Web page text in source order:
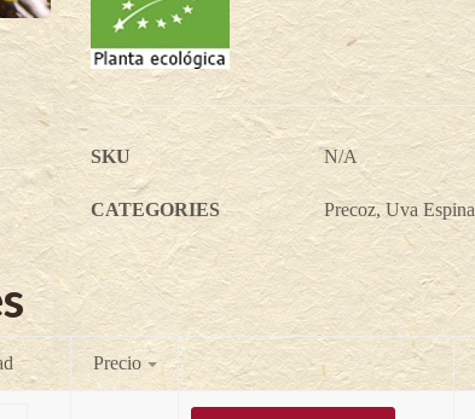
SKU N/A
CATEGORIES Precoz,Uva Espina
Precio